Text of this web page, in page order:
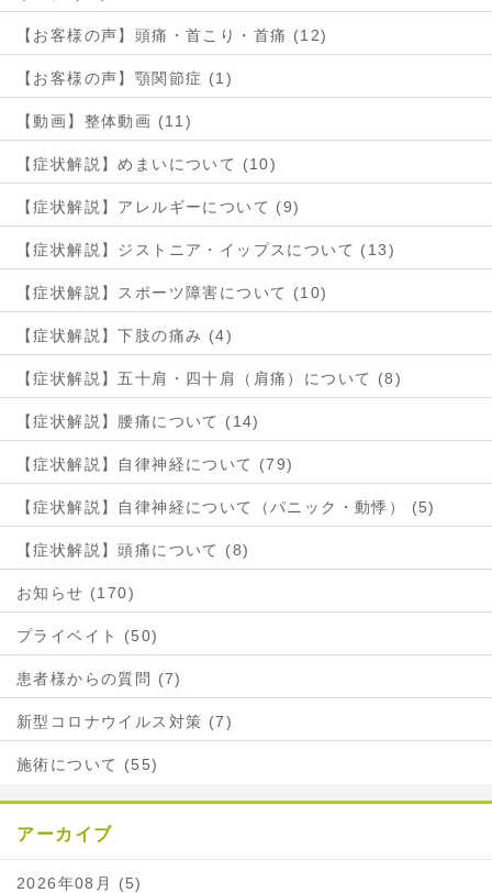
【お客様の声】頭痛・首こり・首痛 (12)
【お客様の声】顎関節症 (1)
【動画】整体動画 (11)
【症状解説】めまいについて (10)
【症状解説】アレルギーについて (9)
【症状解説】ジストニア・イップスについて (13)
【症状解説】スポーツ障害について (10)
【症状解説】下肢の痛み (4)
【症状解説】五十肩・四十肩（肩痛）について (8)
【症状解説】腰痛について (14)
【症状解説】自律神経について (79)
【症状解説】自律神経について（パニック・動悸） (5)
【症状解説】頭痛について (8)
お知らせ (170)
プライベイト (50)
患者様からの質問 (7)
新型コロナウイルス対策 (7)
施術について (55)
アーカイブ
2026年08月 (5)